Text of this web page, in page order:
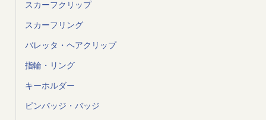
スカーフクリップ
スカーフリング
バレッタ・ヘアクリップ
指輪・リング
キーホルダー
ピンバッジ・バッジ